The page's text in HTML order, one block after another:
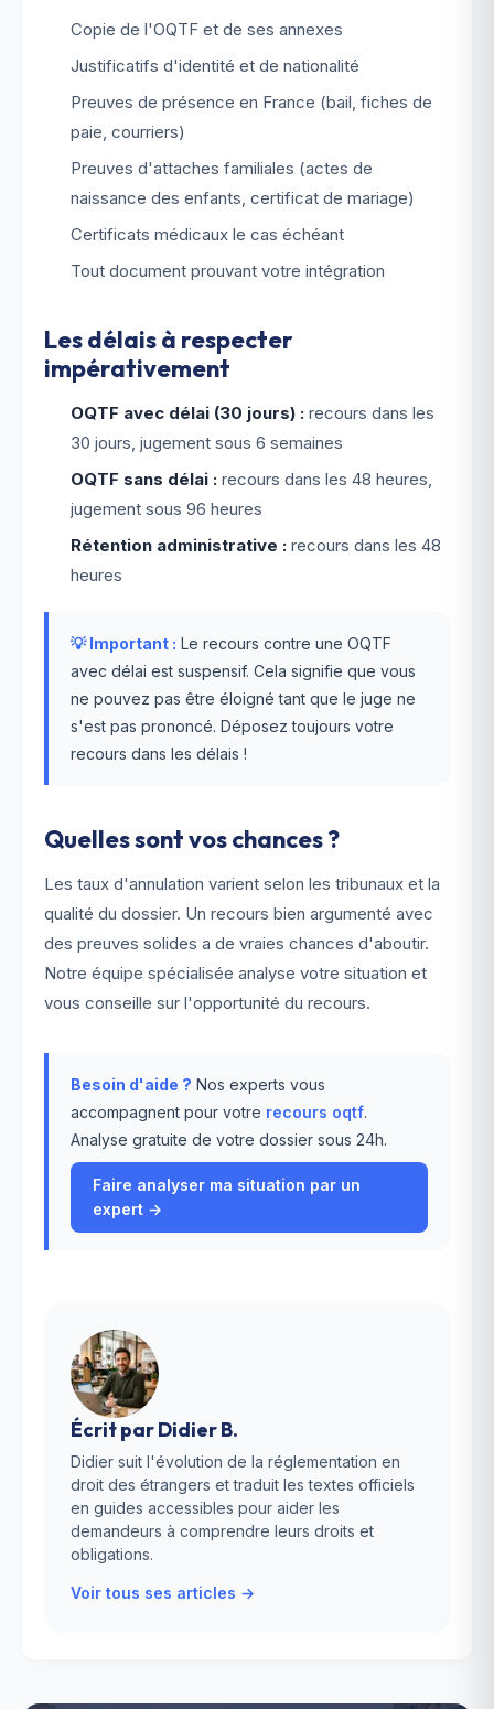
Copie de l'OQTF et de ses annexes
Justificatifs d'identité et de nationalité
Preuves de présence en France (bail, fiches de
paie, courriers)
Preuves d'attaches familiales (actes de
naissance des enfants, certificat de mariage)
Certificats médicaux le cas échéant
Tout document prouvant votre intégration
Les délais à respecter
impérativement
OQTF avec délai (30 jours) : recours dans les
30 jours, jugement sous 6 semaines
OQTF sans délai : recours dans les 48 heures,
jugement sous 96 heures
Rétention administrative : recours dans les 48
heures
💡 Important : Le recours contre une OQTF
avec délai est suspensif. Cela signifie que vous
ne pouvez pas être éloigné tant que le juge ne
s'est pas prononcé. Déposez toujours votre
recours dans les délais !
Quelles sont vos chances ?
Les taux d'annulation varient selon les tribunaux et la
qualité du dossier. Un recours bien argumenté avec
des preuves solides a de vraies chances d'aboutir.
Notre équipe spécialisée analyse votre situation et
vous conseille sur l'opportunité du recours.
Besoin d'aide ? Nos experts vous
accompagnent pour votre recours oqtf.
Analyse gratuite de votre dossier sous 24h.
Faire analyser ma situation par un
expert →
Écrit parDidier B.
Didier suit l'évolution de la réglementation en
droit des étrangers et traduit les textes officiels
en guides accessibles pour aider les
demandeurs à comprendre leurs droits et
obligations.
Voir tous ses articles →